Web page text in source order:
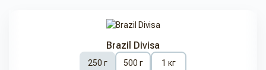
Brazil Divisa
250 г 500 г 1 кг